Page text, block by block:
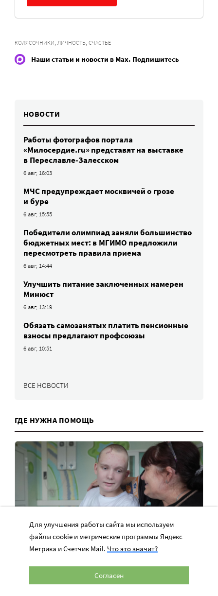
КОЛЯСОЧНИКИ ЛИЧНОСТЬ СЧАСТЬЕ
Наши статьи и новости в Max. Подпишитесь
НОВОСТИ
Работы фотографов портала
«Милосердие.ru» представят на выставке
в Переславле-Залесском
6 авг, 16:03
МЧС предупреждает москвичей о грозе
и буре
6 авг, 15:55
Победители олимпиад заняли большинство
бюджетных мест: в МГИМО предложили
пересмотреть правила приема
6 авг, 14:44
Улучшить питание заключенных намерен
Минюст
6 авг, 13:19
Обязать самозанятых платить пенсионные
взносы предлагают профсоюзы
6 авг, 10:51
ВСЕ НОВОСТИ
ГДЕ НУЖНА ПОМОЩЬ
После страшной аварии Кирилл учится
жить
Для улучшения работы сайта мы используем
файлы cookie и метрические программы Яндекс
Метрика и Счетчик Mail. Что это значит?
Согласен